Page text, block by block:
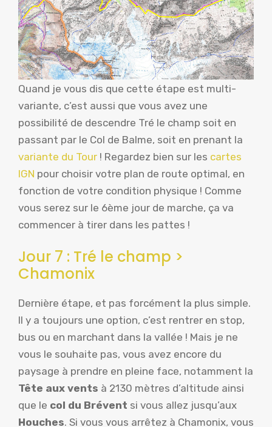
Quand je vous dis que cette étape est multi-
variante, c’est aussi que vous avez une
possibilité de descendre Tré le champ soit en
passant par le Col de Balme, soit en prenant la
variante du Tour ! Regardez bien sur les cartes
IGN pour choisir votre plan de route optimal, en
fonction de votre condition physique ! Comme
vous serez sur le 6ème jour de marche, ça va
commencer à tirer dans les pattes !
Jour 7 : Tré le champ >
Chamonix
Dernière étape, et pas forcément la plus simple.
Il y a toujours une option, c’est rentrer en stop,
bus ou en marchant dans la vallée ! Mais je ne
vous le souhaite pas, vous avez encore du
paysage à prendre en pleine face, notamment la
Tête aux vents à 2130 mètres d’altitude ainsi
que le col du Brévent si vous allez jusqu’aux
Houches. Si vous vous arrêtez à Chamonix, vous